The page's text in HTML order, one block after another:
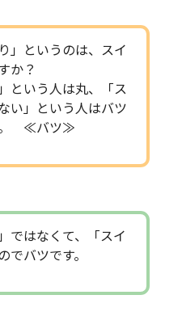
」というのは、スイ
か？
という人は丸、「ス
い」という人はバツ
。 ≪バツ≫
ではなくて、「スイ
でバツです。